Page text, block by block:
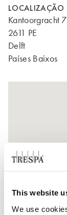
This website
We use
LOCALIZAÇÃO
Kantoorgracht 7
2611 PE
Delft
Países Baixos